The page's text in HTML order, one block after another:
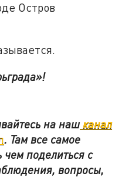
Остров
на нашканал
. Там все самое
чем поделиться с
вопросы,